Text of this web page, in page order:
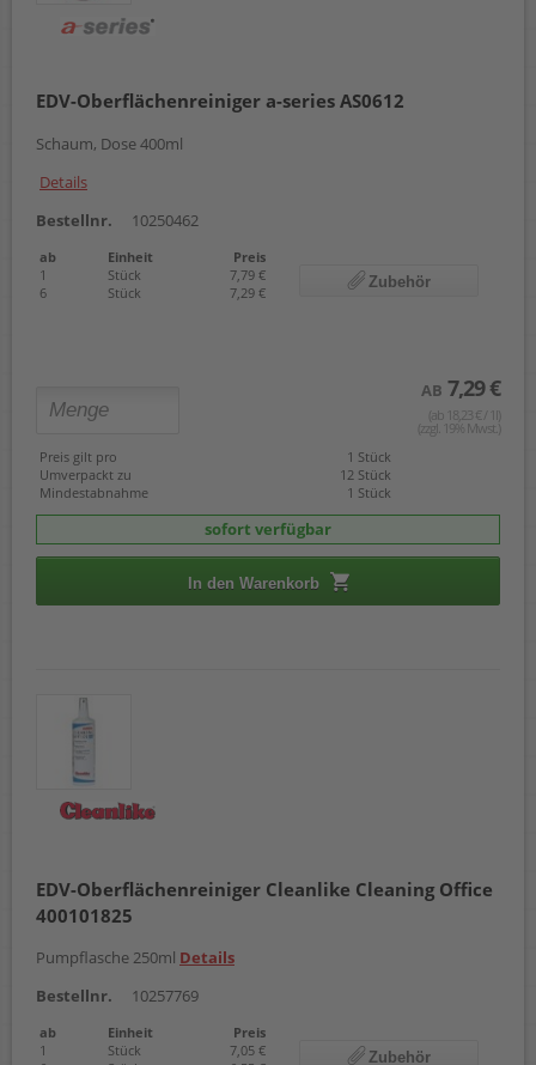
EDV-Oberflächenreiniger a-series AS0612
Schaum, Dose 400ml
Details
Bestellnr.
10250462
ab Einheit
Preis
1
Stück
7,79 €
6
Stück 7,29 €
Zubehör
AB 7,29 €
(ab 18,23 € / 1l)
(zzgl. 19% Mwst.)
Preis gilt pro
1 Stück
Umverpackt zu
12 Stück
Mindestabnahme
1 Stück
sofort verfügbar
In den Warenkorb
EDV-Oberflächenreiniger Cleanlike Cleaning Office
400101825
Pumpflasche 250ml Details
Bestellnr.
10257769
ab Einheit
Preis
1
Stück
7,05 €
Zubehör